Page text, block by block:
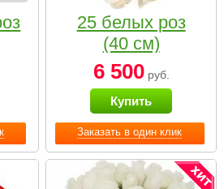
Заказать в один клик
25 белых роз
(40 см)
6 500руб.
Купить